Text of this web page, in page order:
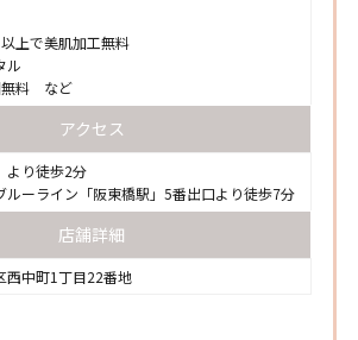
上で美肌加工無料
ル
無料 など
アクセス
より徒歩2分
ルーライン「阪東橋駅」5番出口より徒歩7分
店舗詳細
西中町1丁目22番地